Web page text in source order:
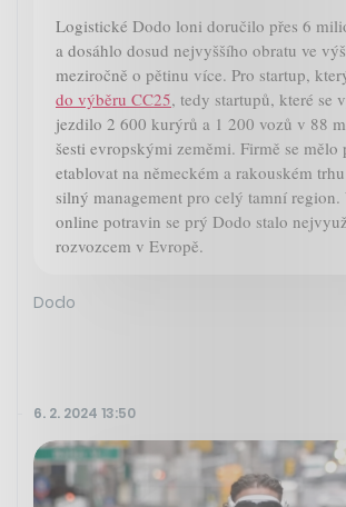
Logistické Dodo loni doručilo přes 6
a dosáhlo dosud nejvyššího obratu ve
meziročně o pětinu více. Pro startup,
do výběru CC25, tedy startupů, které se
jezdilo 2 600 kurýrů a 1 200 vozů v 88
šesti evropskými zeměmi. Firmě se mělo
etablovat na německém a rakouském
silný management pro celý tamní region.
online potravin se prý Dodo stalo
rozvozcem v Evropě.
Dodo
6. 2. 2024 13:50